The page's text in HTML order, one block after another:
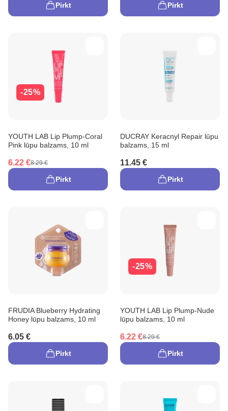
Pirkt Pirkt
-25%
YOUTH LAB Lip Plump-Coral
Pink lūpu balzams, 10 ml
6.22 €8.29 €
Pirkt
DUCRAY Keracnyl Repair lūpu
balzams, 15 ml
11.45 €
Pirkt
FRUDIA Blueberry Hydrating
Honey lūpu balzams, 10 ml
6.05 €
Pirkt
-25%
YOUTH LAB Lip Plump-Nude
lūpu balzams, 10 ml
6.22 €8.29 €
Pirkt